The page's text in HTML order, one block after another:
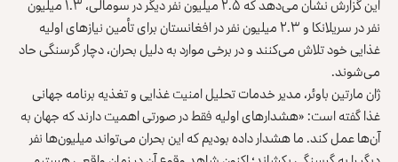
این گزارش نشان می‌دهد که ۲.۵ میلیون نفر دیگر در سومالی، ۱.۳ ‏میلیون
نفر در سریلانکا و ۲.۳ میلیون نفر در افغانستان برای تأمین ‏نیازهای اولیه
غذایی خود تلاش می‌کنند و در برخی موارد به دلیل ‏بحران، دچار گرسنگی حاد
می‌شوند‎.‎
ژان مارتین باوئر، مدیر خدمات تحلیل امنیت غذایی و تغذیه برنامه ‏جهانی
غذا گفته است: «هشدارهای اولیه فقط در صورتی اهمیت دارند ‏که جهان به
آن‌ها عمل کند. ما هشدار داده بودیم که این بحران می‌تواند ‏میلیون‌ها نفر